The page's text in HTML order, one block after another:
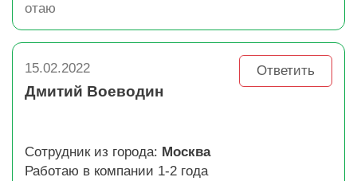
отаю
15.02.2022 Ответить
Дмитий Воеводин
Сотрудник из города: Москва
Работаю в компании 1-2 года